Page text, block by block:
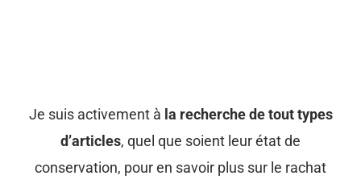
Je suis activement à la recherche de tout types
d’articles, quel que soient leur état de
conservation, pour en savoir plus sur le rachat